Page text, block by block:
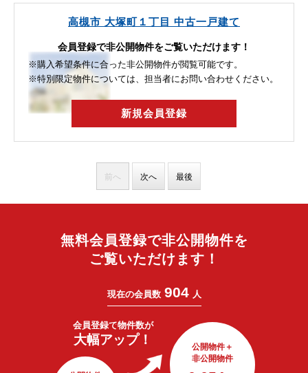
高槻市 大塚町１丁目 中古一戸建て
会員登録で非公開物件をご覧いただけます！
※購入希望条件に合った非公開物件が閲覧可能です。
※特別限定物件については、担当者にお問い合わせください。
新規会員登録
前へ 次へ 最後
無料会員登録で非公開物件を
ご覧いただけます！
現在の会員数 904 人
会員登録で物件数が
大幅アップ！
公開物件＋
非公開物件